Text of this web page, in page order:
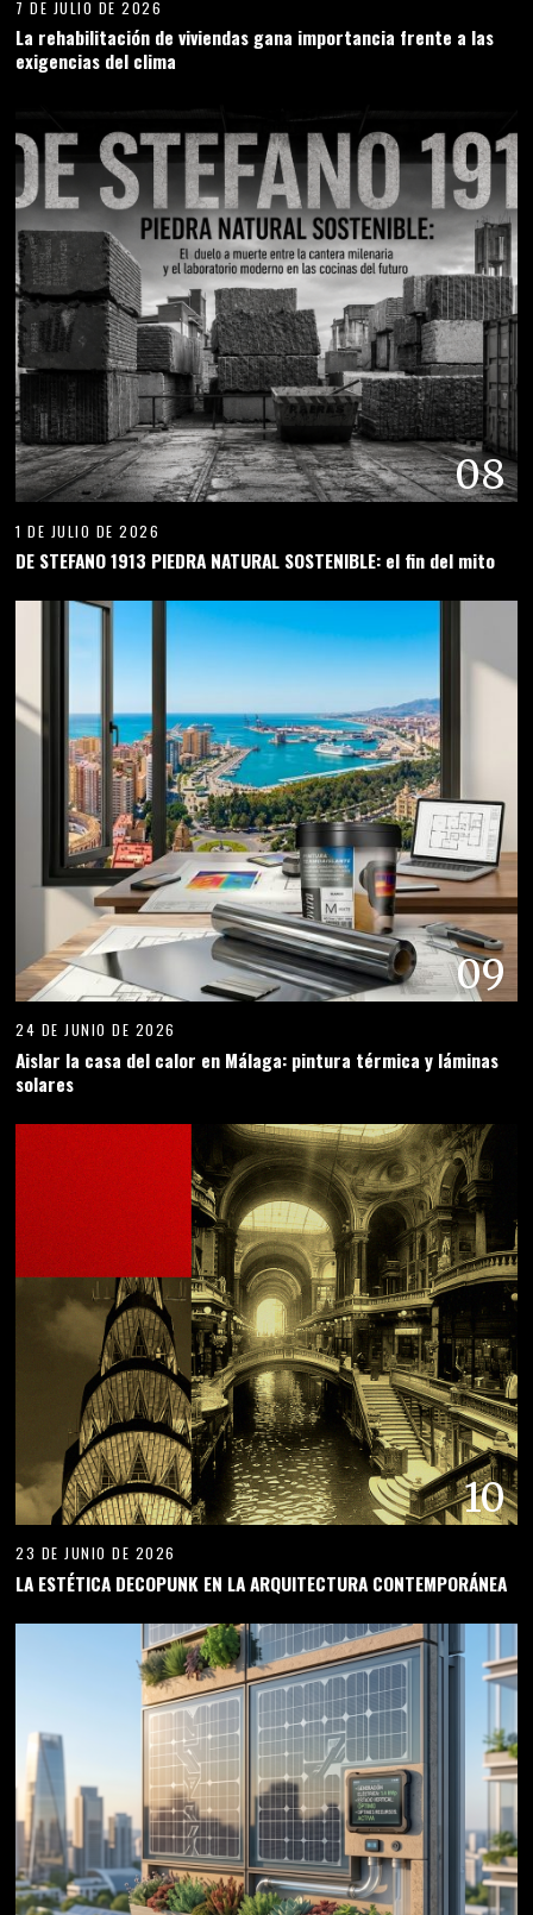
7 DE JULIO DE 2026
La rehabilitación de viviendas gana importancia frente a las
exigencias del clima
08
1 DE JULIO DE 2026
DE STEFANO 1913 PIEDRA NATURAL SOSTENIBLE: el fin del mito
09
24 DE JUNIO DE 2026
Aislar la casa del calor en Málaga: pintura térmica y láminas
solares
10
23 DE JUNIO DE 2026
LA ESTÉTICA DECOPUNK EN LA ARQUITECTURA CONTEMPORÁNEA